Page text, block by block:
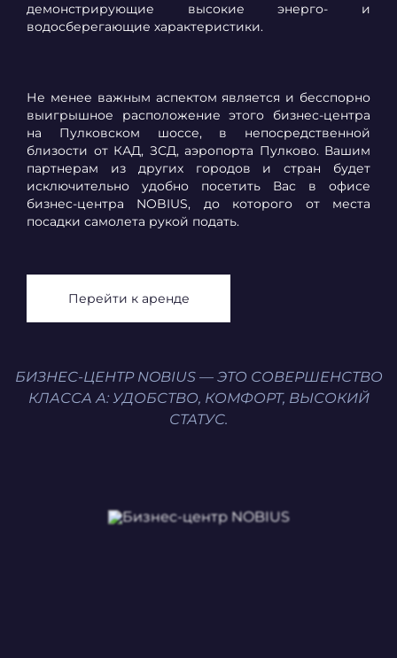
демонстрирующие высокие энерго- и
водосберегающие характеристики.
Не менее важным аспектом является и бесспорно
выигрышное расположение этого бизнес-центра
на Пулковском шоссе, в непосредственной
близости от КАД, ЗСД, аэропорта Пулково. Вашим
партнерам из других городов и стран будет
исключительно удобно посетить Вас в офисе
бизнес-центра NOBIUS, до которого от места
посадки самолета рукой подать.
Перейти к аренде
БИЗНЕС-ЦЕНТР NOBIUS — ЭТО СОВЕРШЕНСТВО
КЛАССА А: УДОБСТВО, КОМФОРТ, ВЫСОКИЙ
СТАТУС.